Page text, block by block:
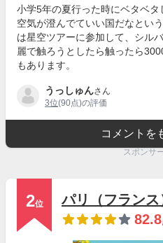
小学5年の夏行った時にベタベタ
空気が澄んでていい国だなとい
は星空ツアーに参加して、シル
麗で触ろうとしたら触ったら
もあります。
うっしゅんさん
3位(90点)の評価
コメントを
スポンサ
2位
パリ（フランス
82.8